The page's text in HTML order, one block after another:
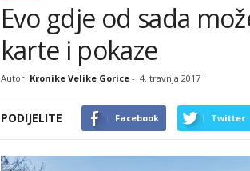
Evo gdje od sada
karte i pokaze
Autor: Kronike Velike Gorice- 4. travnja 2017
PODIJELITE Facebook Twitter